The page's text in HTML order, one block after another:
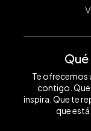
Te ofrecemos
contigo.
inspira. Que te
que está